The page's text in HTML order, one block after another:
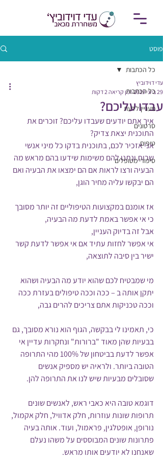
פוסט
כל הכתבות
מעניין לדעת
סרטונים
טיפים
סיפורי מטופלים
כל הכתבות
עבדו עליכם?
עדי דוידוביץ
29 ביוני 2019
זמן קריאה 2 דקות
איך אתם יודעים שעבדו עליכם? זוכרים את
התוכנית יצאת צדיק?
אני אזכיר לכם, בתוכנית בדקו כל מיני אנשי
שרות ונתנו להם משימות שידעו בהם מראש מה
הבעיה ורצו לראות אם הם ימצאו את הבעיה ואם
הם יבקשו עליה מחיר הוגן,
אז אומנם במקצועות הטיפוליים זה יותר מסובך
כי אי אפשר באמת לדעת מה הבעיה,
אבל זה בדיוק העניין,
אי אפשר לחזות עתיד אם אי אפשר לדעת קשר
ישיר בין סיבה לתוצאה,
מי שמבטיח לכם שהוא יודע מה הבעיה ושהוא
יתקן אותה ב – ככה וככה טיפולים בעזרת ככה
וככה טכניקות אתם צריכים להרים גבה,
כי, תאמינו לי בבקשה, הגוף הוא נורא מסובך, גם
בבעיות שהן מאוד "ברורות" ונחקרות עדיין אי
אפשר לדעת בביטחון של 100% מהי התרופה
הטובה ביותר. ולראיה יש מספיק אנשים
שסובלים מבעיות שיש לנו את התרופה להן.
דוגמא טובה היא כאבי ראש, לאנשים שונים
תרופות שונות עוזרות, חלק אדוויל, חלק אקמול,
נורופן, אופטלגין, פראמול, ועוד. אותה בעיה
פתרונות שונים המבוססים על משהו נעלם
שאנחנו לא יודעים אותו מראש.